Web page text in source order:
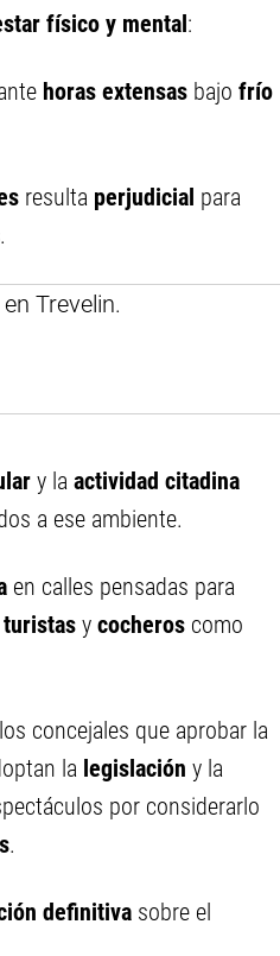
físico y mental:
horas extensas bajo frío
resulta perjudicial para
.
y la actividad citadina
a ese ambiente.
en calles pensadas para
turistas y cocheros como
concejales que aprobar la
la legislación y la
por considerarlo
.
definitiva sobre el